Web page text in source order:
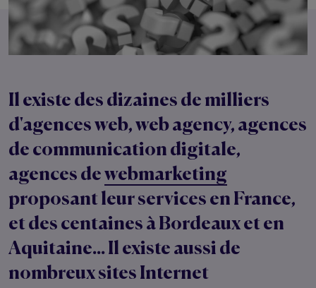
Il existe des dizaines de milliers
d'agences web, web agency, agences
de communication digitale,
agences dewebmarketing
proposant leur services en France,
et des centaines à Bordeaux et en
Aquitaine... Il existe aussi de
nombreux sites Internet